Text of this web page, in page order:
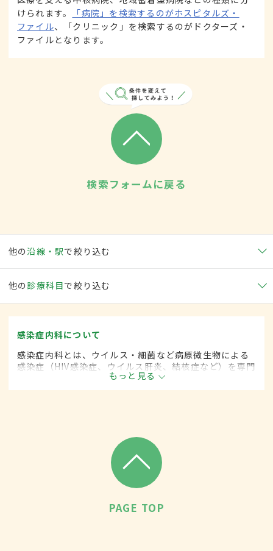
けられます。
「病院」を検索するのがホスピタルズ・
ファイル、「クリニック」を検索するのがドクターズ・
ファイルとなります。
検索フォームに戻る
他の沿線・駅で絞り込む
他の 診療科目で絞り込む
感染症内科について
感染症内科とは、ウイルス・細菌など病原微生物による
感染症（HIV感染症、ウイルス肝炎、結核症など）を専門
的に取り扱う内科の一領域です。
もっと見る
PAGE TOP